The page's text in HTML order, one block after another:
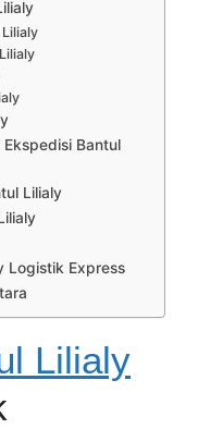
Bantul
Lilialy
Logistik Express
Lilialy